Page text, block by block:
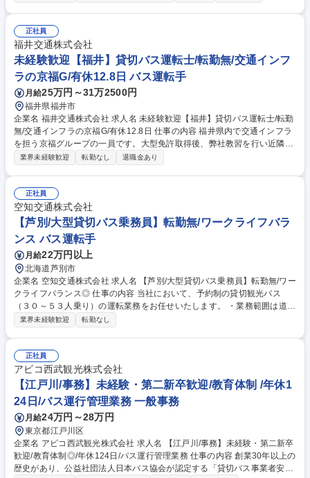
ていただき、業務ごとのOJTも時間をかけて実施するため、未経験からの
チャレンジ歓迎です。 【変更の範囲】当社が定める業務全般。 募集職種
【岡山/転勤無】エアポートスタッフ＜グランドスタッフ/残業月平均10時
正社員
福井交通株式会社
未経験歓迎【福井】貸切バス運転士/転勤無/交通インフ
ラの京福G/有休12.8日 バス運転手
月給25万円～31万2500円
福井県福井市
企業名 福井交通株式会社 求人名 未経験歓迎【福井】貸切バス運転士/転勤
無/交通インフラの京福G/有休12.8日 仕事の内容 福井県内で交通インフラ
を担う京福グループの一員です。大型免許取得後、弊社教習を行い近隣へ
の送迎や近隣の貸切バス運転業務についていただきます。※免許取得費用
リアや手に職をつけたい人など、福井県のインフラを支える仕事を一緒に
しましょう 募集職種 未経験歓迎【福井】貸切バス運転士/転勤無/交通イン
フラの京福G/有休12.8日
業界未経験歓迎 転勤なし 退職金あり
正社員
空知交通株式会社
【芦別/大型貸切バス乗務員】転勤無/ワークライフバラ
ンス バス運転手
月給22万円以上
北海道芦別市
企業名 空知交通株式会社 求人名 【芦別/大型貸切バス乗務員】転勤無/ワー
クライフバランス◎ 仕事の内容 当社において、予約制の貸切観光バス
（３０～５３人乗り）の運転業務をお任せいたします。 ・業務範囲は道内
全域（宿泊を伴う場合あり） ・バス車両の洗車 ・運行前や運行後点検等
業界未経験歓迎 転勤なし
正社員
アビコ西武観光株式会社
【江戸川/事務】未経験・第二新卒歓迎/教育体制 /年休1
24日/バス運行管理業務 一般事務
月給24万円～28万円
東京都江戸川区
企業名 アビコ西武観光株式会社 求人名 【江戸川/事務】未経験・第二新卒
歓迎/教育体制◎/年休124日/バス運行管理業務 仕事の内容 創業30年以上の
歴史があり、公益社団法人日本バス協会が認定する「貸切バス事業者安全